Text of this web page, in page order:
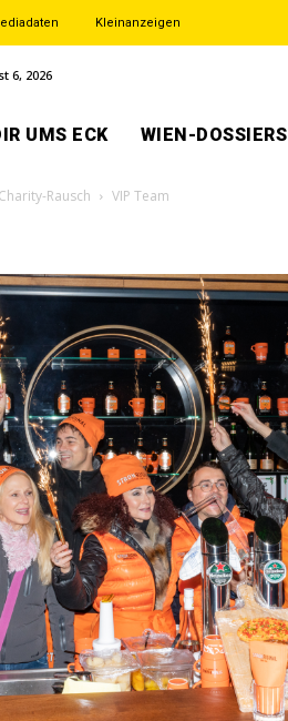
Kleinanzeigen
6, 2026
UMS ECK WIEN-DOSSIERS
Rausch VIP Team